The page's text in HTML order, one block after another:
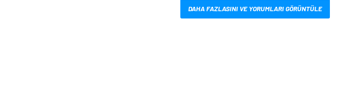
DAHA FAZLASINI VE YORUMLARI GÖRÜNTÜLE